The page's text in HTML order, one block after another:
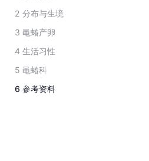
2 分布与生境
3 黾蝽产卵
4 生活习性
5 黾蝽科
6 参考资料